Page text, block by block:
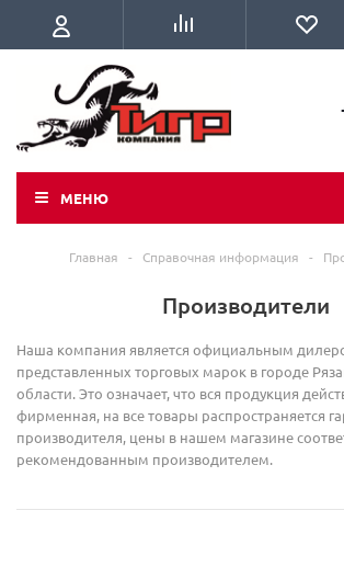
МЕНЮ
Главная - Справочная информация -
Производители
Наша компания является официальным
представленных торговых марок в городе
области. Это означает, что вся продукция
фирменная, на все товары распространяется
производителя, цены в нашем магазине
рекомендованным производителем.